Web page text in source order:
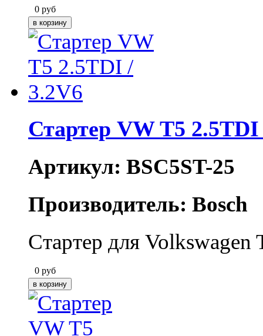
0 руб
Стартер VW T5
Артикул: BSC5ST-25
Производитель: Bosch
Стартер для
0 руб